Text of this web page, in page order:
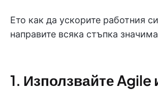
Ето как да ускорите работния
направите всяка стъпка
1. Използвайте Agile